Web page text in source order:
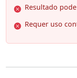
Resultado
Requer uso